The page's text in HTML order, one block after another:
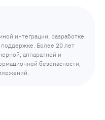
интеграции, разработке
Более 20 лет
аппаратной и
безопасности,